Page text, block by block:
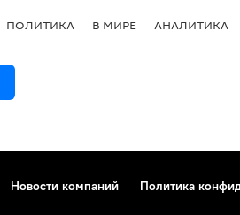
ПОЛИТИКА В МИРЕ АНАЛИТИКА
Новости компаний Политика